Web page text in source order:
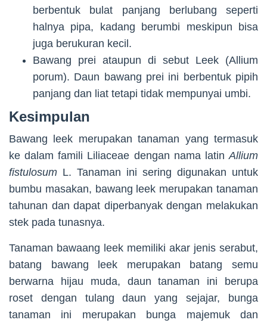
berbentuk bulat panjang berlubang seperti
halnya pipa, kadang berumbi meskipun bisa
juga berukuran kecil.
Bawang prei ataupun di sebut Leek (Allium
porum). Daun bawang prei ini berbentuk pipih
panjang dan liat tetapi tidak mempunyai umbi.
Kesimpulan
Bawang leek merupakan tanaman yang termasuk
ke dalam famili Liliaceae dengan nama latin Allium
fistulosum L. Tanaman ini sering digunakan untuk
bumbu masakan, bawang leek merupakan tanaman
tahunan dan dapat diperbanyak dengan melakukan
stek pada tunasnya.
Tanaman bawaang leek memiliki akar jenis serabut,
batang bawang leek merupakan batang semu
berwarna hijau muda, daun tanaman ini berupa
roset dengan tulang daun yang sejajar, bunga
tanaman ini merupakan bunga majemuk dan